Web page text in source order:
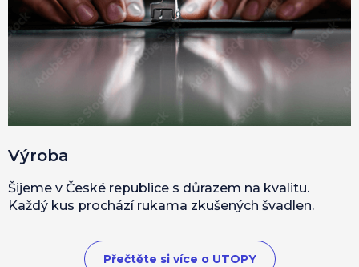
Výroba
Šijeme v České republice s důrazem na kvalitu.
Každý kus prochází rukama zkušených švadlen.
Přečtěte si více o UTOPY